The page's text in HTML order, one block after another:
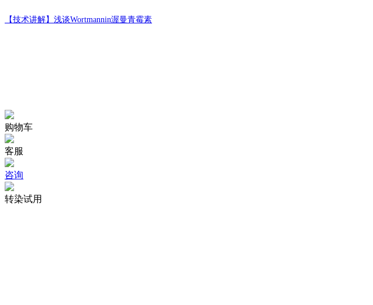
【技术讲解】 浅谈Wortmannin渥曼青霉素
购物车
客服
咨询
转染试用